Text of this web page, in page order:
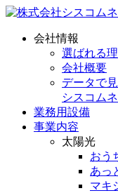
会社情報
選ばれる
会社概要
データで
シスコム
業務用設備
事業内容
太陽光
おう
あっ
マキ